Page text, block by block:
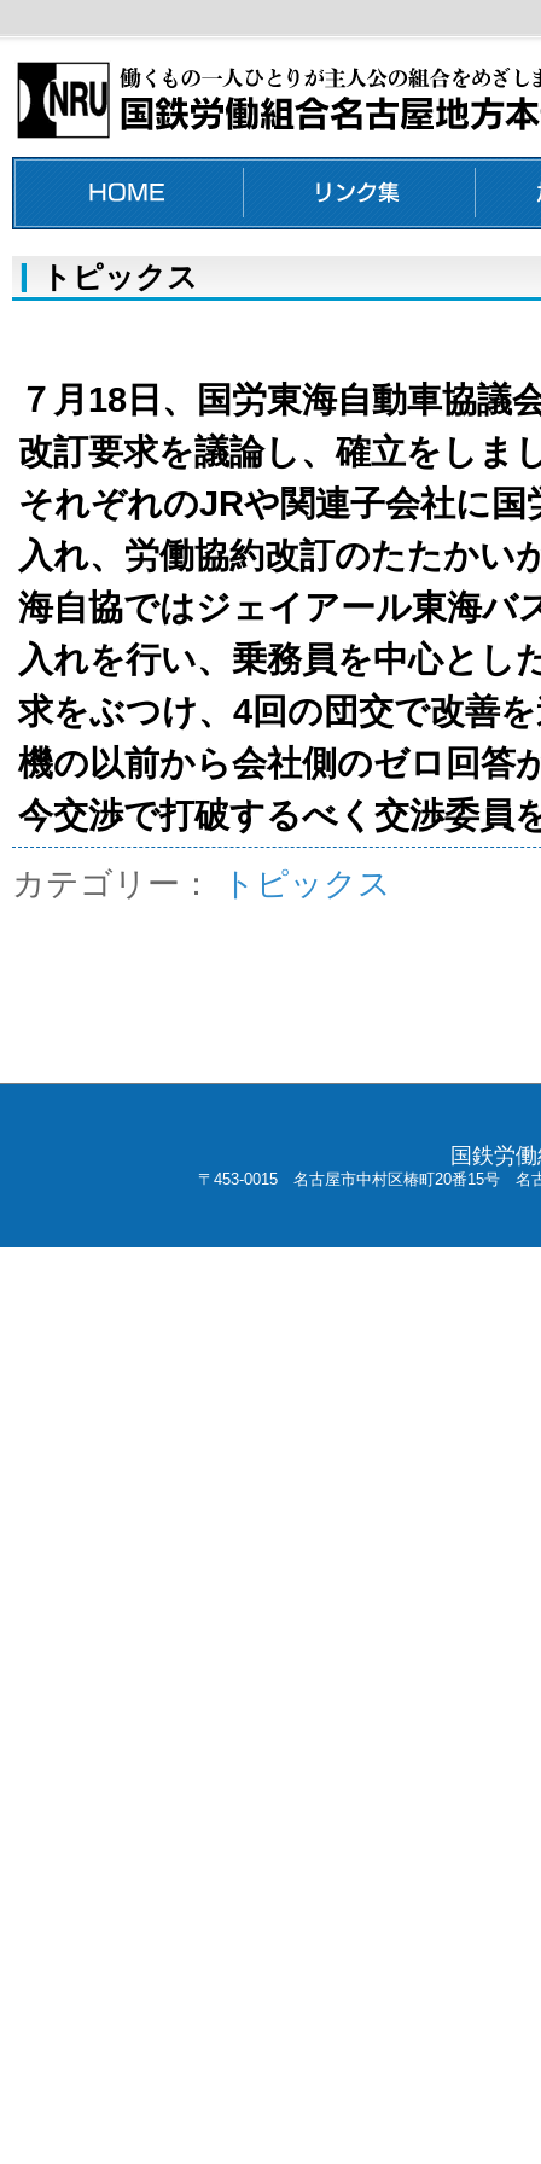
トピックス
７月18日、国労東海自動車協議
改訂要求を議論し、確立をしま
それぞれのJRや関連子会社に
入れ、労働協約改訂のたたかい
海自協ではジェイアール東海バ
入れを行い、乗務員を中心とし
求をぶつけ、4回の団交で改善
機の以前から会社側のゼロ回答
今交渉で打破するべく交渉委員
カテゴリー： トピックス
国鉄労
〒453-0015 名古屋市中村区椿町20番15号 名